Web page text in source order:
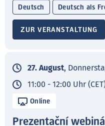
Deutsch Deutsch als
ZUR VERANSTALTUNG
27. August,
11:00 - 12:00 Uhr
Online
Prezentační